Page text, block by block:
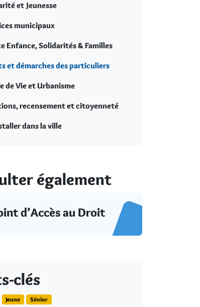
et Jeunesse
municipaux
Enfance, Solidarités & Familles
et démarches des particuliers
de Vie et Urbanisme
recensement et citoyenneté
dans la ville
également
d’Accès au Droit
clés
Jeune Sénior